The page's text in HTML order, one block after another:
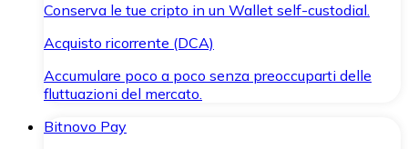
Conserva le tue cripto in un Wallet self-custodial.
Acquisto ricorrente (DCA)
Accumulare poco a poco senza preoccuparti delle
fluttuazioni del mercato.
Bitnovo Pay